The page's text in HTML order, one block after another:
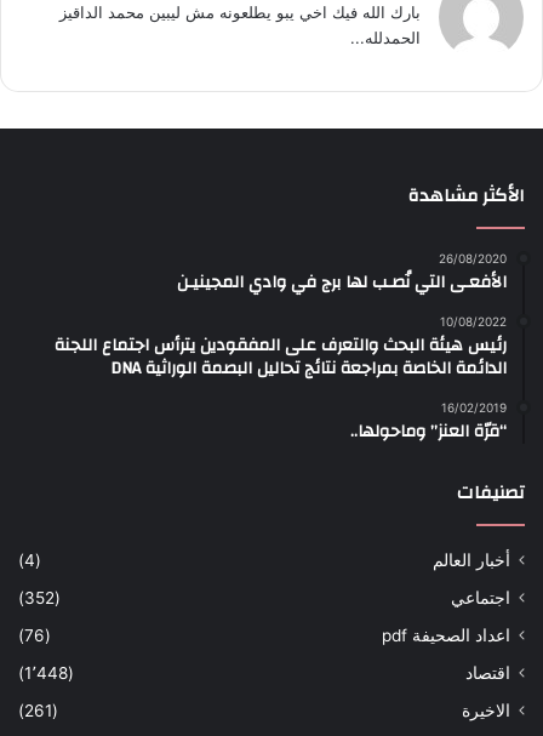
بارك الله فيك اخي يبو يطلعونه مش ليبين محمد الداقيز
الحمدلله...
الأكثر مشاهدة
26/08/2020
الأفعـى التي نُصـب لها برج في وادي المجينيـن
10/08/2022
رئيس هيئة البحث والتعرف على المفقودين يترأس اجتماع اللجنة
الدائمة الخاصة بمراجعة نتائج تحاليل البصمة الوراثية DNA
16/02/2019
“قرّة العنز” وماحولها..
تصنيفات
أخبار العالم
(4)
اجتماعي
(352)
اعداد الصحيفة pdf
(76)
اقتصاد
(1٬448)
الاخيرة
(261)